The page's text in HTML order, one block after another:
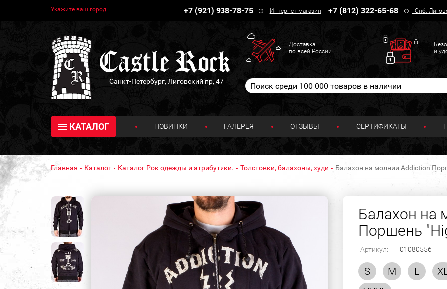
Укажите ваш город +7 (921) 938-78-75 - Интернет-магазин +7 (812) 322-65-68 -Спб.
Санкт-Петербург, Лиговский пр, 47
Доставка
по всей России
и
КАТАЛОГ НОВИНКИ ГАЛЕРЕЯ ОТЗЫВЫ СЕРТИФИКАТЫ
Главная Каталог Каталог Рок одежды и атрибутики. Толстовки, балахоны, худи Балахон на молнии Addiction
Балахон на
Поршень
Артикул: 01080556
S M L